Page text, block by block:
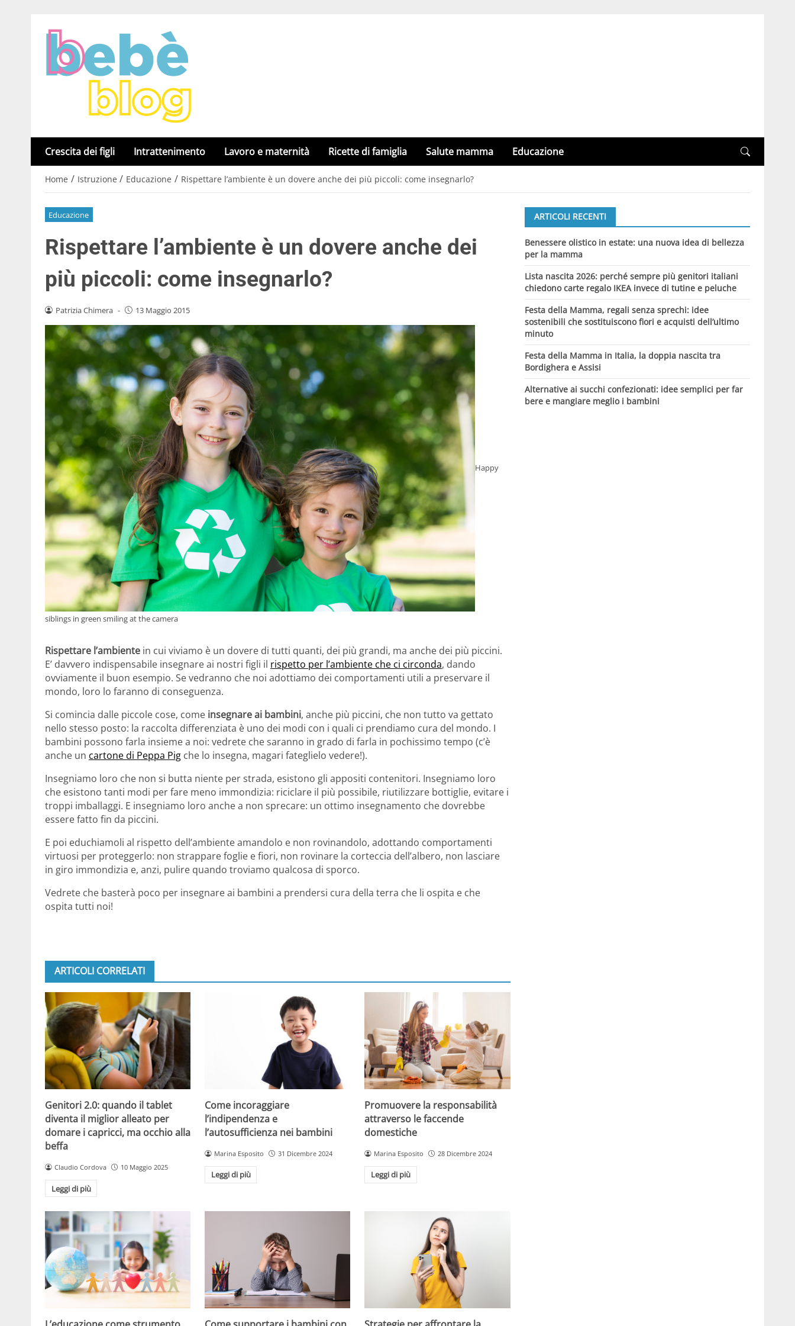
Crescita dei figli Intrattenimento Lavoro e maternità Ricette di famiglia Salute mamma Educazione
Home / Istruzione / Educazione / Rispettare l’ambiente è un dovere anche dei più piccoli: come insegnarlo?
Educazione
Rispettare l’ambiente è un dovere anche dei
più piccoli: come insegnarlo?
Patrizia Chimera - 13 Maggio 2015
Happy
siblings in green smiling at the camera
Rispettare l’ambiente in cui viviamo è un dovere di tutti quanti, dei più grandi, ma anche dei più piccini.
E’ davvero indispensabile insegnare ai nostri figli il rispetto per l’ambiente che ci circonda, dando
ovviamente il buon esempio. Se vedranno che noi adottiamo dei comportamenti utili a preservare il
mondo, loro lo faranno di conseguenza.
Si comincia dalle piccole cose, come insegnare ai bambini, anche più piccini, che non tutto va gettato
nello stesso posto: la raccolta differenziata è uno dei modi con i quali ci prendiamo cura del mondo. I
bambini possono farla insieme a noi: vedrete che saranno in grado di farla in pochissimo tempo (c’è
anche un cartone di Peppa Pig che lo insegna, magari fateglielo vedere!).
Insegniamo loro che non si butta niente per strada, esistono gli appositi contenitori. Insegniamo loro
che esistono tanti modi per fare meno immondizia: riciclare il più possibile, riutilizzare bottiglie, evitare i
troppi imballaggi. E insegniamo loro anche a non sprecare: un ottimo insegnamento che dovrebbe
essere fatto fin da piccini.
E poi educhiamoli al rispetto dell’ambiente amandolo e non rovinandolo, adottando comportamenti
virtuosi per proteggerlo: non strappare foglie e fiori, non rovinare la corteccia dell’albero, non lasciare
in giro immondizia e, anzi, pulire quando troviamo qualcosa di sporco.
Vedrete che basterà poco per insegnare ai bambini a prendersi cura della terra che li ospita e che
ospita tutti noi!
ARTICOLI CORRELATI
Genitori 2.0: quando il tablet
diventa il miglior alleato per
domare i capricci, ma occhio alla
beffa
Claudio Cordova 10 Maggio 2025
Leggi di più
Come incoraggiare
l’indipendenza e
l’autosufficienza nei bambini
Marina Esposito 31 Dicembre 2024
Leggi di più
Promuovere la responsabilità
attraverso le faccende
domestiche
Marina Esposito 28 Dicembre 2024
Leggi di più
ARTICOLI RECENTI
Benessere olistico in estate: una nuova idea di bellezza
per la mamma
Lista nascita 2026: perché sempre più genitori italiani
chiedono carte regalo IKEA invece di tutine e peluche
Festa della Mamma, regali senza sprechi: idee
sostenibili che sostituiscono fiori e acquisti dell’ultimo
minuto
Festa della Mamma in Italia, la doppia nascita tra
Bordighera e Assisi
Alternative ai succhi confezionati: idee semplici per far
bere e mangiare meglio i bambini